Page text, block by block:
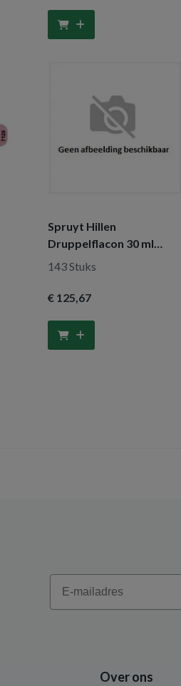
Spruyt Hillen
Druppelflacon 30 ml
bruin
143 Stuks
€ 125,67
Email
Over ons